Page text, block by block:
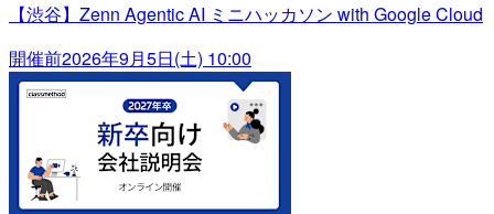
【渋谷】Zenn Agentic AI ミニハッカソン with Google Cloud
開催前2026年9月5日(土) 10:00